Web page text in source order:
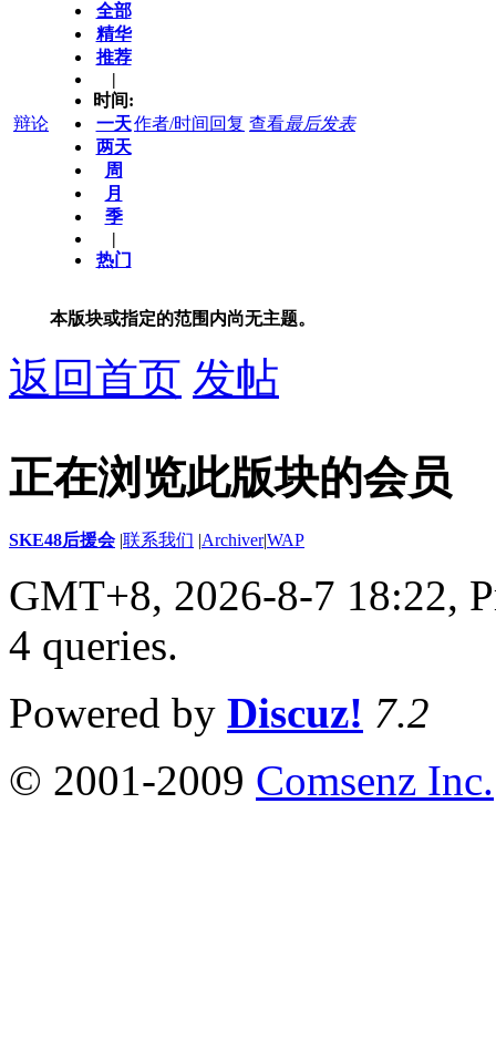
辩论
全部
精华
推荐
|
时间:
一天
两天
周
月
季
|
热门
作者/时间 回复 查看最后发表
本版块或指定的范围内尚无主题。
返回首页 发帖
正在浏览此版块的会员
SKE48后援会 |联系我们 |Archiver|WAP
GMT+8, 2026-8-7 18:22,
4 queries.
Powered by Discuz! 7.2
© 2001-2009 Comsenz Inc.